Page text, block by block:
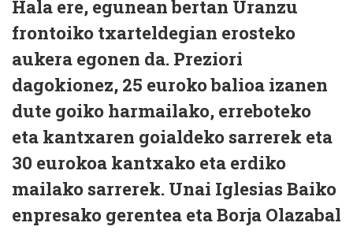
Hala ere, egunean bertan Uranzu
frontoiko txarteldegian erosteko
aukera egonen da. Preziori
dagokionez, 25 euroko balioa izanen
dute goiko harmailako, erreboteko
eta kantxaren goialdeko sarrerek eta
30 eurokoa kantxako eta erdiko
mailako sarrerek. Unai Iglesias Baiko
enpresako gerentea eta Borja Olazabal